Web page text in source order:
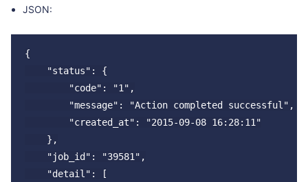
JSON:
{
    "status": {
        "code": "1",
        "message": "Action completed successful",
        "created_at": "2015-09-08 16:28:11"
    },
    "job_id": "39581",
    "detail": [